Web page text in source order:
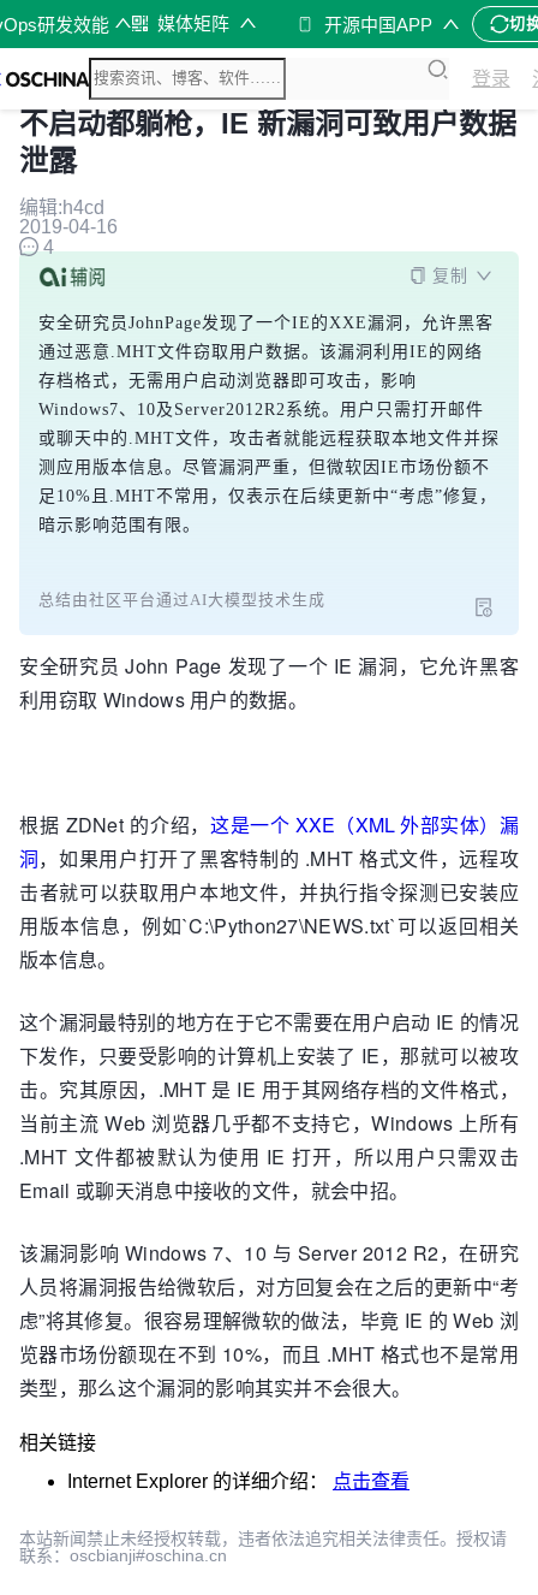
研发效能 媒体矩阵 开源中国APP 切
登录
不启动都躺枪，IE 新漏洞可致用户数据
泄露
编辑:h4cd
2019-04-16
4
复制
安全研究员JohnPage发现了一个IE的XXE漏洞，允许黑客
通过恶意.MHT文件窃取用户数据。该漏洞利用IE的网络
存档格式，无需用户启动浏览器即可攻击，影响
Windows7、10及Server2012R2系统。用户只需打开邮件
或聊天中的.MHT文件，攻击者就能远程获取本地文件并探
测应用版本信息。尽管漏洞严重，但微软因IE市场份额不
足10%且.MHT不常用，仅表示在后续更新中“考虑”修复，
暗示影响范围有限。
总结由社区平台通过AI大模型技术生成
安全研究员 John Page 发现了一个 IE 漏洞，它允许黑客
利用窃取 Windows 用户的数据。
根据 ZDNet 的介绍，这是一个 XXE（XML 外部实体）漏
洞，如果用户打开了黑客特制的 .MHT 格式文件，远程攻
击者就可以获取用户本地文件，并执行指令探测已安装应
用版本信息，例如`C:\Python27\NEWS.txt`可以返回相关
版本信息。
这个漏洞最特别的地方在于它不需要在用户启动 IE 的情况
下发作，只要受影响的计算机上安装了 IE，那就可以被攻
击。究其原因，.MHT 是 IE 用于其网络存档的文件格式，
当前主流 Web 浏览器几乎都不支持它，Windows 上所有
.MHT 文件都被默认为使用 IE 打开，所以用户只需双击
Email 或聊天消息中接收的文件，就会中招。
该漏洞影响 Windows 7、10 与 Server 2012 R2，在研究
人员将漏洞报告给微软后，对方回复会在之后的更新中“考
虑”将其修复。很容易理解微软的做法，毕竟 IE 的 Web 浏
览器市场份额现在不到 10%，而且 .MHT 格式也不是常用
类型，那么这个漏洞的影响其实并不会很大。
相关链接
Internet Explorer 的详细介绍： 点击查看
本站新闻禁止未经授权转载，违者依法追究相关法律责任。授权请
联系：oscbianji#oschina.cn